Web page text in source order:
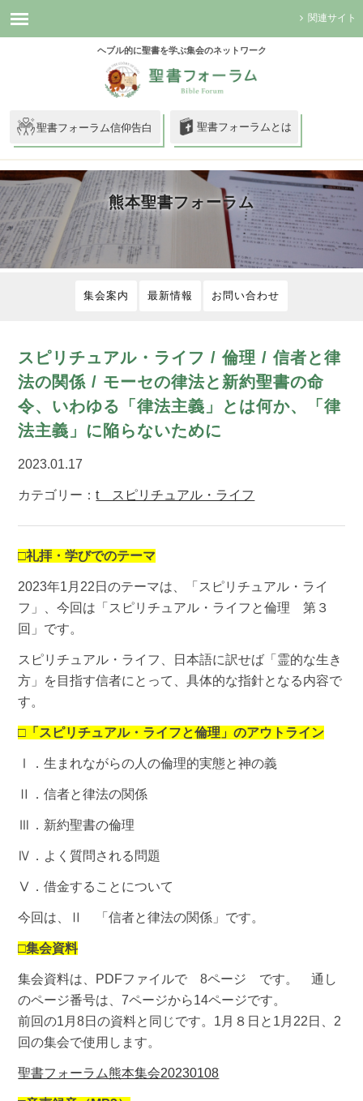
関連サイト
ヘブル的に聖書を学ぶ集会のネットワーク
聖書フォーラム信仰告白 聖書フォーラムとは
熊本聖書フォーラム
集会案内 最新情報 お問い合わせ
スピリチュアル・ライフ / 倫理 / 信者と律
法の関係 / モーセの律法と新約聖書の命
令、いわゆる「律法主義」とは何か、「律
法主義」に陥らないために
2023.01.17
カテゴリー：t スピリチュアル・ライフ
□礼拝・学びでのテーマ
2023年1月22日のテーマは、「スピリチュアル・ライ
フ」、今回は「スピリチュアル・ライフと倫理 第３
回」です。
スピリチュアル・ライフ、日本語に訳せば「霊的な生き
方」を目指す信者にとって、具体的な指針となる内容で
す。
□「スピリチュアル・ライフと倫理」のアウトライン
Ⅰ．生まれながらの人の倫理的実態と神の義
Ⅱ．信者と律法の関係
Ⅲ．新約聖書の倫理
Ⅳ．よく質問される問題
Ⅴ．借金することについて
今回は、Ⅱ 「信者と律法の関係」です。
□集会資料
集会資料は、PDFファイルで 8ページ です。 通し
のページ番号は、7ページから14ページです。
前回の1月8日の資料と同じです。1月８日と1月22日、2
回の集会で使用します。
聖書フォーラム熊本集会20230108